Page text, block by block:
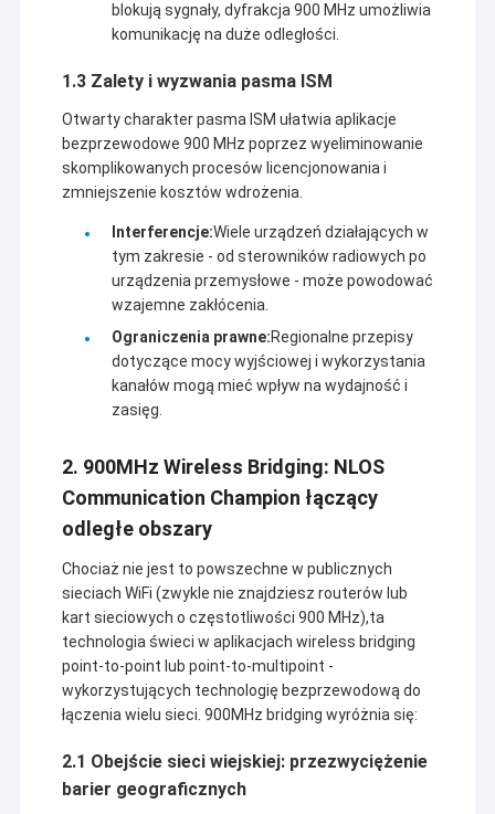
blokują sygnały, dyfrakcja 900 MHz umożliwia
komunikację na duże odległości.
1.3 Zalety i wyzwania pasma ISM
Otwarty charakter pasma ISM ułatwia aplikacje
bezprzewodowe 900 MHz poprzez wyeliminowanie
skomplikowanych procesów licencjonowania i
zmniejszenie kosztów wdrożenia.
Interferencje:Wiele urządzeń działających w
tym zakresie - od sterowników radiowych po
urządzenia przemysłowe - może powodować
wzajemne zakłócenia.
Ograniczenia prawne:Regionalne przepisy
dotyczące mocy wyjściowej i wykorzystania
kanałów mogą mieć wpływ na wydajność i
zasięg.
2. 900MHz Wireless Bridging: NLOS
Communication Champion łączący
odległe obszary
Chociaż nie jest to powszechne w publicznych
sieciach WiFi (zwykle nie znajdziesz routerów lub
kart sieciowych o częstotliwości 900 MHz),ta
technologia świeci w aplikacjach wireless bridging
point-to-point lub point-to-multipoint -
wykorzystujących technologię bezprzewodową do
łączenia wielu sieci. 900MHz bridging wyróżnia się:
2.1 Obejście sieci wiejskiej: przezwyciężenie
barier geograficznych
węglowy/kolej/transport, oświetlenie
uliczne/trzęsienia ziemi/gospodarka środowiskowa,
metalurgia/przemysł chemiczny oraz automatyzacja
Ethernet bezprzewodowe, transmisji wideo na duże
odległości, dronów / statków bezzałogowych /
pojazdów bezzałogowych oraz wielościeżkowego
bezprzewodowego łącza danych sterowanego przez